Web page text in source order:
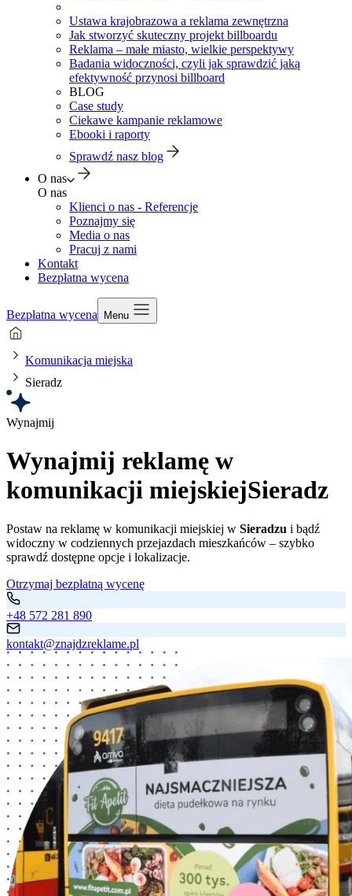
Ustawa krajobrazowa a reklama zewnętrzna
Jak stworzyć skuteczny projekt billboardu
Reklama – małe miasto, wielkie perspektywy
Badania widoczności, czyli jak sprawdzić jaką
efektywność przynosi billboard
BLOG
Case study
Ciekawe kampanie reklamowe
Ebooki i raporty
Sprawdź nasz blog
O nas
O nas
Klienci o nas - Referencje
Poznajmy się
Media o nas
Pracuj z nami
Kontakt
Bezpłatna wycena
Bezpłatna wycena Menu
Komunikacja miejska
Sieradz
Wynajmij
Wynajmij reklamę w
komunikacji miejskiejSieradz
Postaw na reklamę w komunikacji miejskiej w Sieradzu i bądź
widoczny w codziennych przejazdach mieszkańców – szybko
sprawdź dostępne opcje i lokalizacje.
Otrzymaj bezpłatną wycenę
+48 572 281 890
kontakt@znajdzreklame.pl